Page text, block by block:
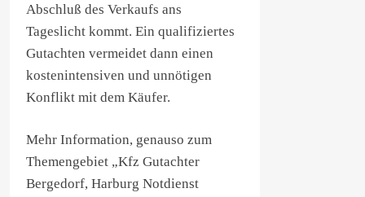
Abschluß des Verkaufs ans
Tageslicht kommt. Ein qualifiziertes
Gutachten vermeidet dann einen
kostenintensiven und unnötigen
Konflikt mit dem Käufer.
Mehr Information, genauso zum
Themengebiet „Kfz Gutachter
Bergedorf, Harburg Notdienst